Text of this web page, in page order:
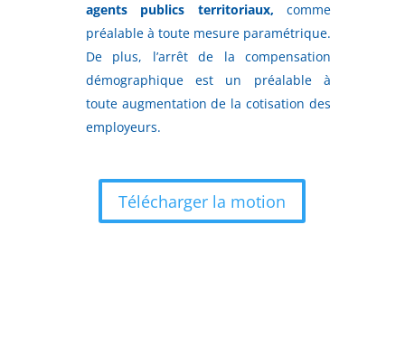
agents publics territoriaux,comme
préalable à toute mesure paramétrique.
De plus, l’arrêt de la compensation
démographique est un préalable à
toute augmentation de la cotisation des
employeurs.
Télécharger la motion